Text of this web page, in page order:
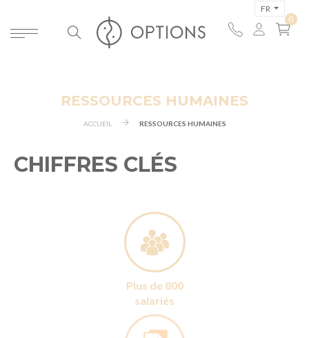
FR
RESSOURCES HUMAINES
ACCUEIL RESSOURCES HUMAINES
CHIFFRES CLÉS
Plus de 800
salariés